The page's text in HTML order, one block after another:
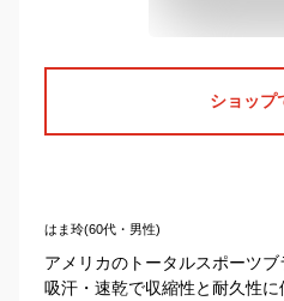
ショップ
はま玲(60代・男性)
アメリカのトータルスポーツ
吸汗・速乾で収縮性と耐久性